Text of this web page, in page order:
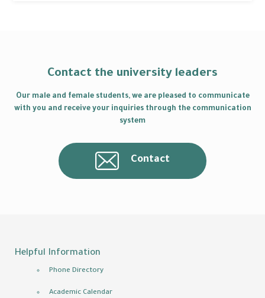
Contact the university leaders
Our male and female students, we are pleased to communicate
with you and receive your inquiries through the communication
system
Contact
Helpful Information
Phone Directory
Academic Calendar